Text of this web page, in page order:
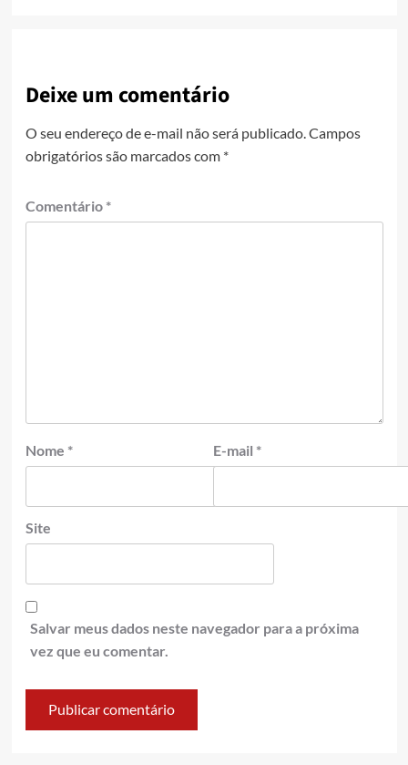
Deixe um comentário
O seu endereço de e-mail não será publicado. Campos
obrigatórios são marcados com *
Comentário *
Nome * E-mail *
Site
Salvar meus dados neste navegador para a próxima
vez que eu comentar.